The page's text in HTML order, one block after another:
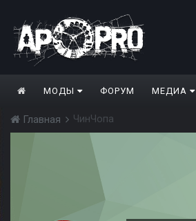
МОДЫ ФОРУМ МЕДИА
Главная ЧинЧопа